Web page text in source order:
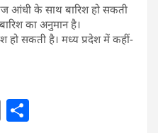
आंधी के साथ बारिश हो सकती
का अनुमान है।
हो सकती है। मध्य प्रदेश में कहीं-
E